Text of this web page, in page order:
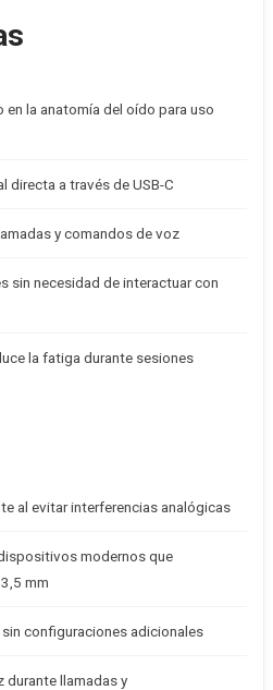
la anatomía del oído para uso
directa a través de USB-C
y comandos de voz
sin necesidad de interactuar con
la fatiga durante sesiones
al evitar interferencias analógicas
modernos que
mm
configuraciones adicionales
durante llamadas y